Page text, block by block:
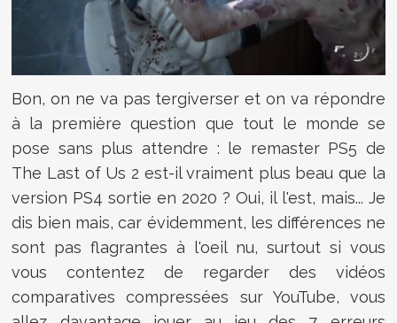
Bon, on ne va pas tergiverser et on va répondre
à la première question que tout le monde se
pose sans plus attendre : le remaster PS5 de
The Last of Us 2 est-il vraiment plus beau que la
version PS4 sortie en 2020 ? Oui, il l'est, mais... Je
dis bien mais, car évidemment, les différences ne
sont pas flagrantes à l'oeil nu, surtout si vous
vous contentez de regarder des vidéos
comparatives compressées sur YouTube, vous